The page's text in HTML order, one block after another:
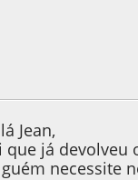
Jean,
que já devolveu
necessite